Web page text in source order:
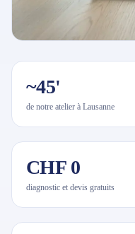
~45'
de notre atelier à Lausanne
CHF 0
diagnostic et devis gratuits